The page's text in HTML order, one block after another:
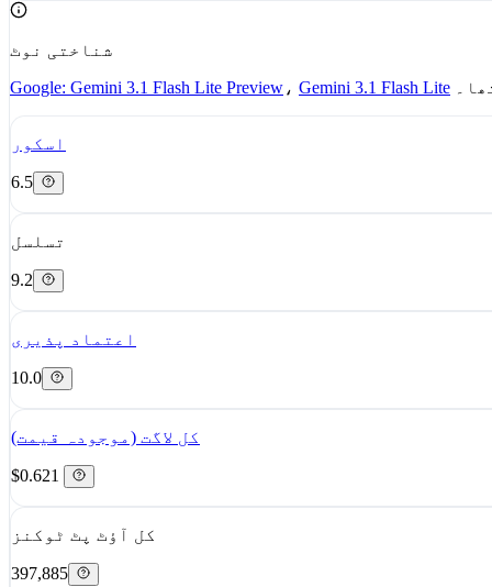
شناختی نوٹ
Google: Gemini 3.1 Flash Lite Preview ، Gemini 3.1 Flash Lite
اسکور
6.5
تسلسل
9.2
اعتماد پذیری
10.0
کل لاگت (موجودہ قیمت)
$0.621
کل آؤٹ پٹ ٹوکنز
397,885